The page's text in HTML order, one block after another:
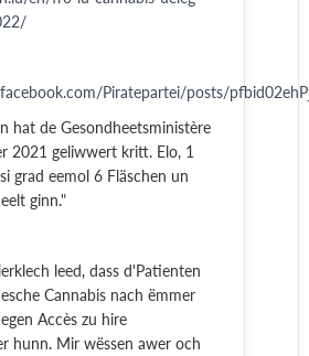
Piratepartei/posts/
hat de Gesondheetsministère
2021 geliwwert kritt. Elo, 1
grad eemol 6 Fläschen un
ginn."
leed, dass d'Patienten
Cannabis nach ëmmer
Accès zu hire
hunn. Mir wëssen awer och